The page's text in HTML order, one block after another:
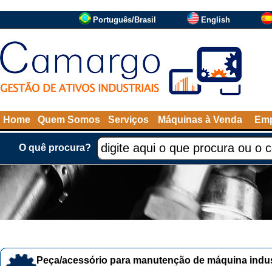
Português/Brasil English
Home Quem Somos Serviços Máquinas à Venda
O quê procura?
Peça/acessório para manutenção de máquina